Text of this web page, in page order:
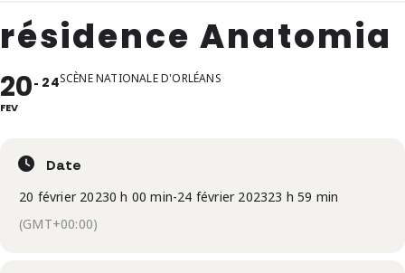
résidence Anatomia
20
FEV
24SCÈNE NATIONALE D'ORLÉANS
Date
20 février 20230 h 00 min-24 février 202323 h 59 min
(GMT+00:00)